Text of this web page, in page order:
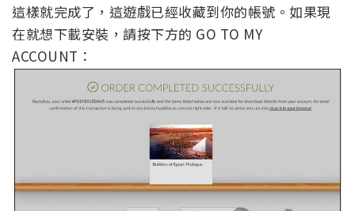
這樣就完成了，這遊戲已經收藏到你的帳號。如果現
在就想下載安裝，請按下方的 GO TO MY
ACCOUNT：